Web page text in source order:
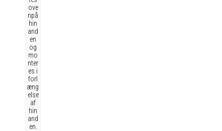
ove
npå
hin
and
en
og
mo
nter
es i
forl
æng
else
af
hin
and
en.